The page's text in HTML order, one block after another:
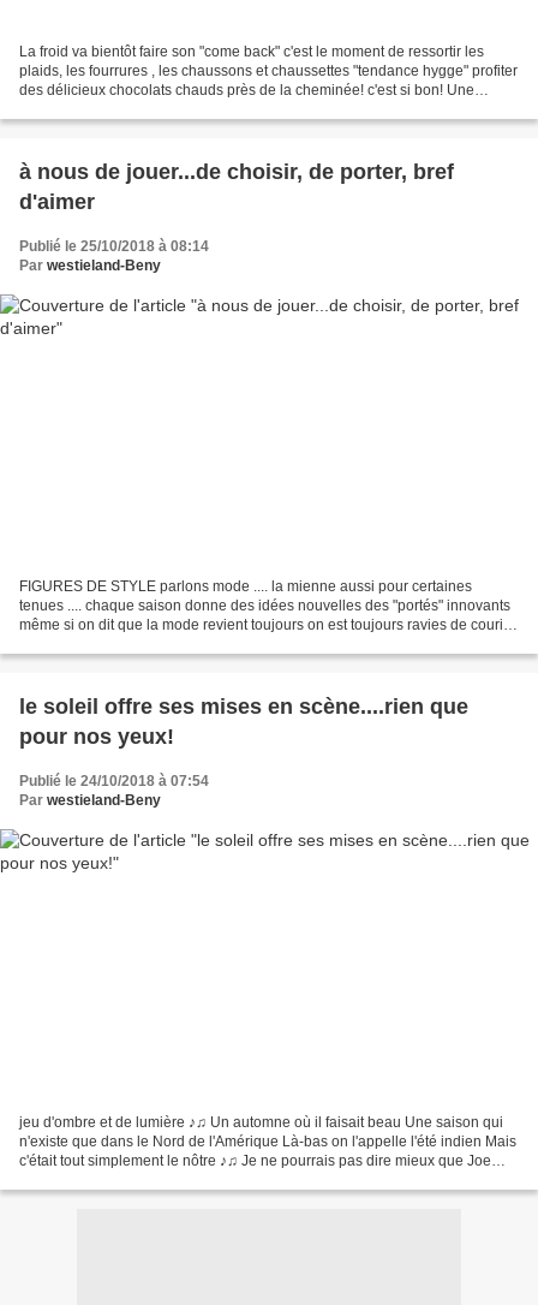
La froid va bientôt faire son "come back" c'est le moment de ressortir les
plaids, les fourrures , les chaussons et chaussettes "tendance hygge" profiter
des délicieux chocolats chauds près de la cheminée! c'est si bon! Une
à nous de jouer...de choisir, de porter, bref
d'aimer
Publié le 25/10/2018 à 08:14
Par westieland-Beny
FIGURES DE STYLE parlons mode .... la mienne aussi pour certaines
tenues .... chaque saison donne des idées nouvelles des "portés" innovants
même si on dit que la mode revient toujours on est toujours ravies de courir
le soleil offre ses mises en scène....rien que
pour nos yeux!
Publié le 24/10/2018 à 07:54
Par westieland-Beny
jeu d'ombre et de lumière ♪♫ Un automne où il faisait beau Une saison qui
n'existe que dans le Nord de l'Amérique Là-bas on l'appelle l'été indien Mais
c'était tout simplement le nôtre ♪♫ Je ne pourrais pas dire mieux que Joe